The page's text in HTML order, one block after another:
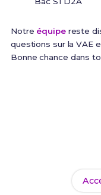
Notre équipereste
questions sur la VAE
Bonne chance dans